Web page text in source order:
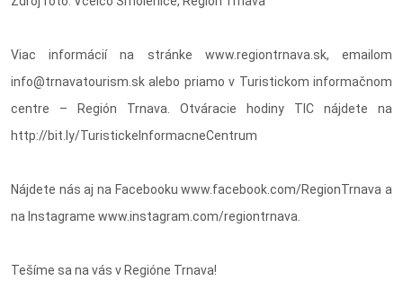
Viac informácií na stránke www.regiontrnava.sk, emailom
info@trnavatourism.sk alebo priamo v Turistickom informačnom
centre – Región Trnava. Otváracie hodiny TIC nájdete na
http://bit.ly/TuristickeInformacneCentrum
Nájdete nás aj na Facebooku www.facebook.com/RegionTrnava a
na Instagrame www.instagram.com/regiontrnava.
Tešíme sa na vás v Regióne Trnava!